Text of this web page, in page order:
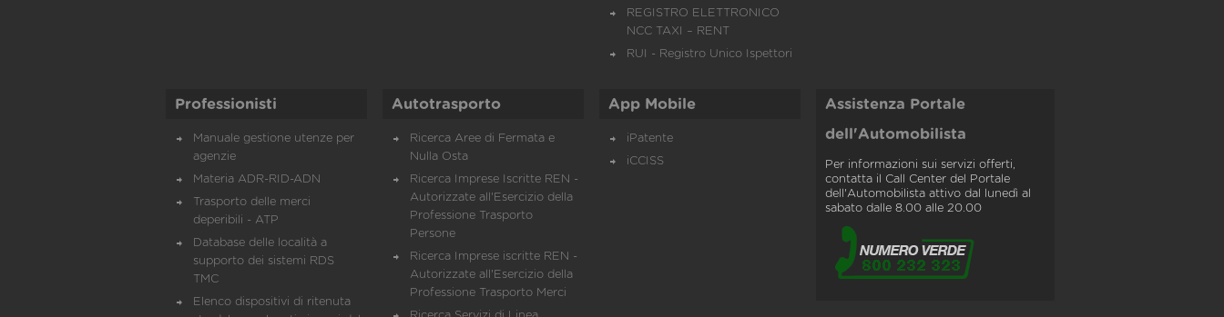
REGISTRO ELETTRONICO
NCC TAXI – RENT
RUI - Registro Unico Ispettori
Professionisti
Manuale gestione utenze per
agenzie
Materia ADR-RID-ADN
Trasporto delle merci
deperibili - ATP
Database delle località a
supporto dei sistemi RDS
TMC
Elenco dispositivi di ritenuta
Autotrasporto
Ricerca Aree di Fermata e
Nulla Osta
Ricerca Imprese Iscritte REN -
Autorizzate all'Esercizio della
Professione Trasporto
Persone
Ricerca Imprese iscritte REN -
Autorizzate all'Esercizio della
Professione Trasporto Merci
App Mobile
iPatente
iCCISS
Assistenza Portale
dell'Automobilista
Per informazioni sui servizi offerti,
contatta il Call Center del Portale
dell'Automobilista attivo dal lunedì al
sabato dalle 8.00 alle 20.00